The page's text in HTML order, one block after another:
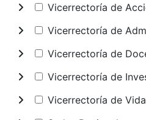
Vicerrectoría de
Vicerrectoría de
Vicerrectoría de
Vicerrectoría de
Vicerrectoría de